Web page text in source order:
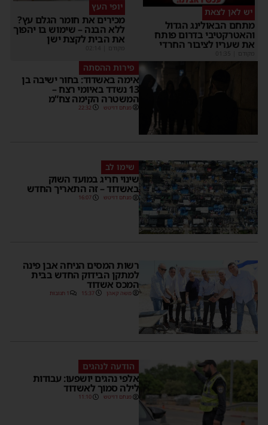
יש לאן לצאת
מתחם הבאולינג הגדול
והאטרקטיבי בדרום פותח
את שעריו לציבור החרדי
מקודם
יופי העץ
מכירים את חומר הגלם עץ?
ללא הבנה – שימוש בו יהפוך
את הבית לקצת ישן
מקודם
פירות ההסתה
אימה באשדוד: בחור ישיבה בן
13 נשדד באיומי רצח –
המשטרה הקימה צח”מ
מנחם דויטש 22:32
שימו לב
שינוי חריג במועד השוק
באשדוד – זה התאריך החדש
מנחם דויטש 16:07
רשות המסים הניחה אבן פינה
למתקן הבידוק החדש בבית
המכס אשדוד
משה קאהן 15:37 1 תגובות
הודעה לנהגים
אלפי נהגים יושפעו: עבודות
לילה סמוך לאשדוד
מנחם דויטש 11:10